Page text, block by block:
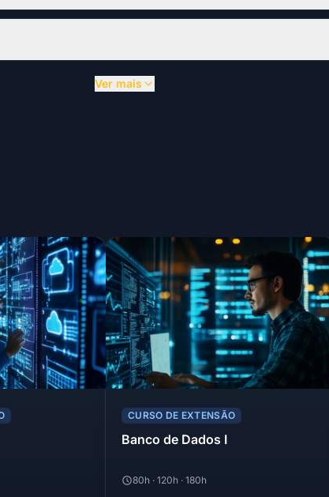
Ver mais
CURSO DE EXTENSÃO
Banco de Dados I
80h · 120h · 180h